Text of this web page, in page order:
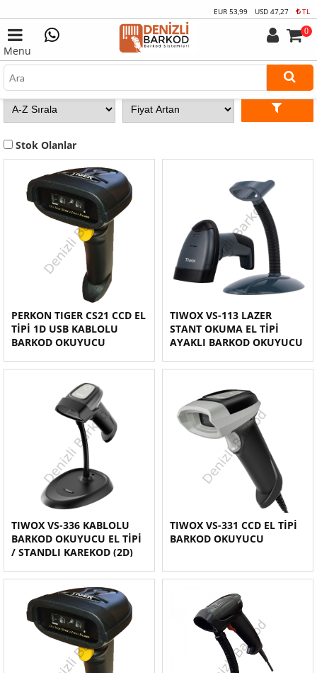
TL
USD 47,27
EUR 53,99
Menu
0
Stok Olanlar
PERKON TIGER CS21 CCD EL
TİPİ 1D USB KABLOLU
BARKOD OKUYUCU
TIWOX VS-113 LAZER
STANT OKUMA EL TİPİ
AYAKLI BARKOD OKUYUCU
TIWOX VS-336 KABLOLU
BARKOD OKUYUCU EL TİPİ
/ STANDLI KAREKOD (2D)
TIWOX VS-331 CCD EL TİPİ
BARKOD OKUYUCU